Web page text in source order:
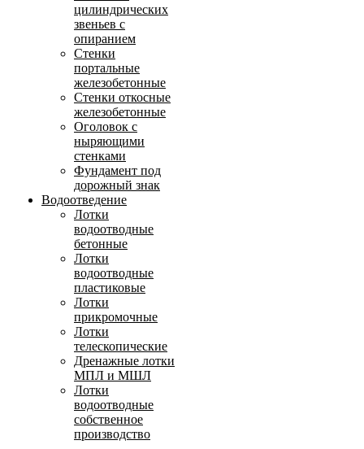
цилиндрических
звеньев с
опиранием
Стенки
портальные
железобетонные
Стенки откосные
железобетонные
Оголовок с
ныряющими
стенками
Фундамент под
дорожный знак
Водоотведение
Лотки
водоотводные
бетонные
Лотки
водоотводные
пластиковые
Лотки
прикромочные
Лотки
телескопические
Дренажные лотки
МПЛ и МШЛ
Лотки
водоотводные
собственное
производство